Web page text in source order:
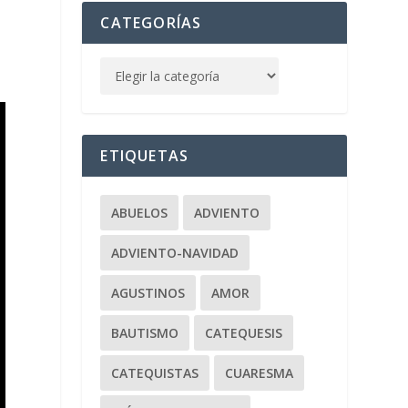
CATEGORÍAS
ETIQUETAS
ABUELOS ADVIENTO
ADVIENTO-NAVIDAD
AGUSTINOS AMOR
BAUTISMO CATEQUESIS
CATEQUISTAS CUARESMA